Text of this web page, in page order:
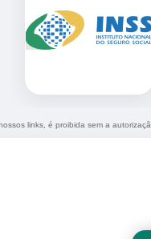
links, é proibida sem a